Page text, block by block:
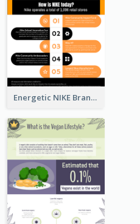
Energetic NIKE Branding Stories Design Idea